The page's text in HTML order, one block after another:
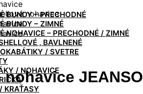
BUNDY – PRECHODNÉ
BUNDY – ZIMNÉ
NOHAVICE – PRECHODNÉ / ZIMNÉ
, BAVLNENÉ
/ SVETRE
/ NOHAVICE
KRAŤASY